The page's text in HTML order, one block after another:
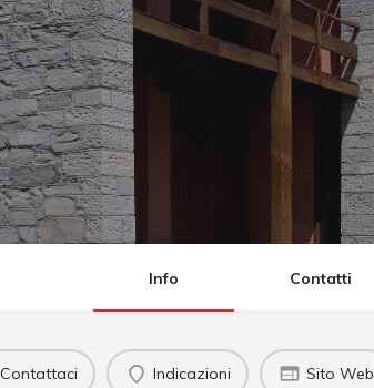
Info Contatti
Contattaci Indicazioni Sito Web